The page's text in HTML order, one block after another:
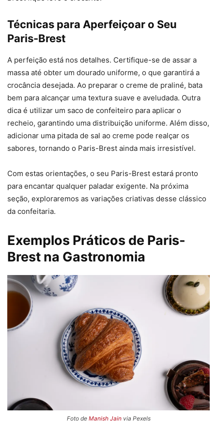
Técnicas para Aperfeiçoar o Seu
Paris-Brest
A perfeição está nos detalhes. Certifique-se de assar a
massa até obter um dourado uniforme, o que garantirá a
crocância desejada. Ao preparar o creme de praliné, bata
bem para alcançar uma textura suave e aveludada. Outra
dica é utilizar um saco de confeiteiro para aplicar o
recheio, garantindo uma distribuição uniforme. Além disso,
adicionar uma pitada de sal ao creme pode realçar os
sabores, tornando o Paris-Brest ainda mais irresistível.
Com estas orientações, o seu Paris-Brest estará pronto
para encantar qualquer paladar exigente. Na próxima
seção, exploraremos as variações criativas desse clássico
da confeitaria.
Exemplos Práticos de Paris-
Brest na Gastronomia
Foto de Manish Jainvia Pexels